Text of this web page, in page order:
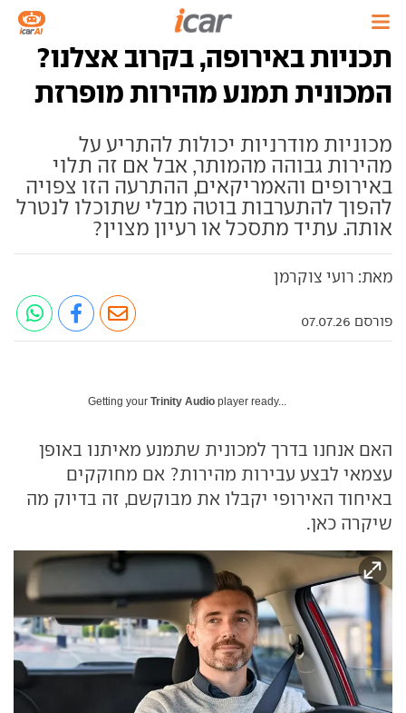
תכניות באירופה, בקרוב אצלנו?
המכונית תמנע מהירות מופרזת
מכוניות מודרניות יכולות להתריע על
מהירות גבוהה מהמותר, אבל אם זה תלוי
באירופים והאמריקאים, ההתרעה הזו צפויה
להפוך להתערבות בוטה מבלי שתוכלו לנטרל
אותה. עתיד מתסכל או רעיון מצוין?
מאת: רועי צוקרמן
פורסם 07.07.26
Getting your Trinity Audio player ready...
האם אנחנו בדרך למכונית שתמנע מאיתנו באופן
עצמאי לבצע עבירות מהירות? אם מחוקקים
באיחוד האירופי יקבלו את מבוקשם, זה בדיוק מה
שיקרה כאן.